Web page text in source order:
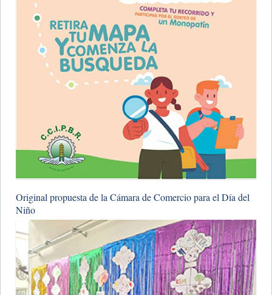
​Original propuesta de la Cámara de Comercio para el Día del
Niño